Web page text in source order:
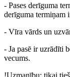
- Pases derīguma
derīguma termiņam
- Vīra vārds un
- Ja pasē ir uzrādīti
vecums.
!Uzmanību: tikai